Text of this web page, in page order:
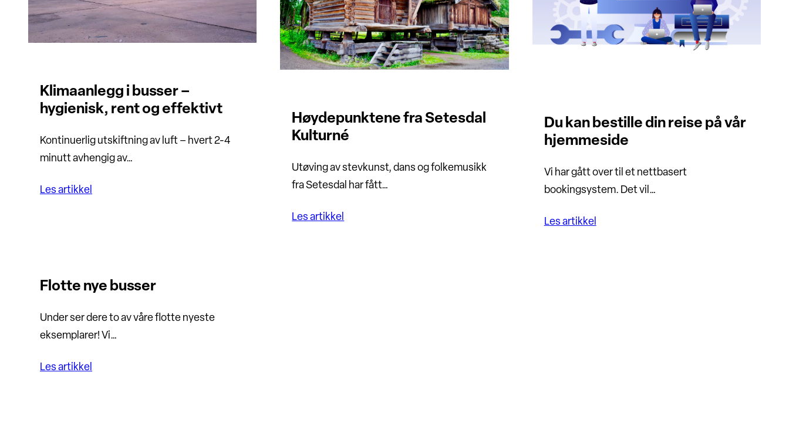
Klimaanlegg i busser –
hygienisk, rent og effektivt
Kontinuerlig utskiftning av luft – hvert 2-4
minutt avhengig av…
Les artikkel
Høydepunktene fra Setesdal
Kulturné
Utøving av stevkunst, dans og folkemusikk
fra Setesdal har fått…
Les artikkel
Du kan bestille din reise på vår
hjemmeside
Vi har gått over til et nettbasert
bookingsystem. Det vil…
Les artikkel
Flotte nye busser
Under ser dere to av våre flotte nyeste
eksemplarer! Vi…
Les artikkel